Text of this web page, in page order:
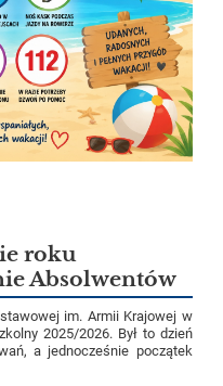
roku
Absolwentów
im. Armii Krajowej w
2025/2026. Był to dzień
a jednocześnie początek